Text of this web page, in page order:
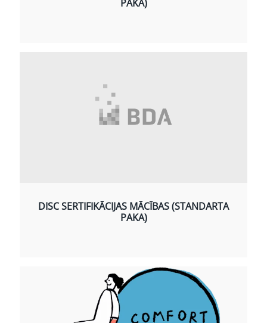
PAKA)
DISC SERTIFIKĀCIJAS MĀCĪBAS (STANDARTA
PAKA)